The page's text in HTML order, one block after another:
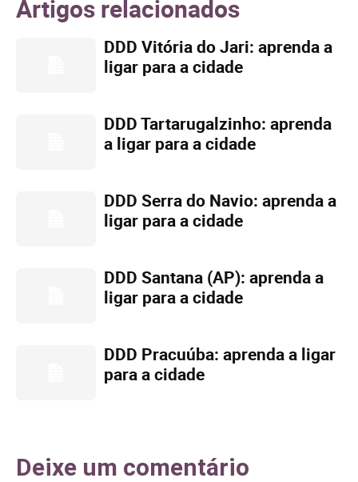
Artigos relacionados
DDD Vitória do Jari: aprenda a
ligar para a cidade
DDD Tartarugalzinho: aprenda
a ligar para a cidade
DDD Serra do Navio: aprenda a
ligar para a cidade
DDD Santana (AP): aprenda a
ligar para a cidade
DDD Pracuúba: aprenda a ligar
para a cidade
Deixe um comentário